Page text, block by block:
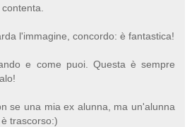
l'immagine, concordo: è fantastica!
e come puoi. Questa è sempre
se una mia ex alunna, ma un'alunna
trascorso:)